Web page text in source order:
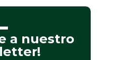
a nuestro